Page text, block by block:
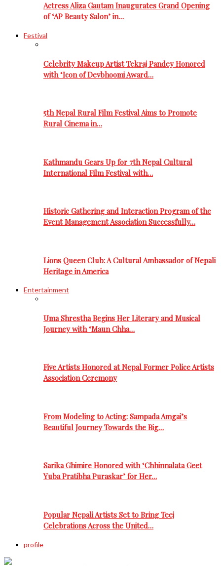
Actress Aliza Gautam Inaugurates Grand Opening
of ‘AP Beauty Salon’ in…
Festival
Celebrity Makeup Artist Tekraj Pandey Honored
with ‘Icon of Devbhoomi Award…
5th Nepal Rural Film Festival Aims to Promote
Rural Cinema in…
Kathmandu Gears Up for 7th Nepal Cultural
International Film Festival with…
Historic Gathering and Interaction Program of the
Event Management Association Successfully…
Lions Queen Club: A Cultural Ambassador of Nepali
Heritage in America
Entertainment
Uma Shrestha Begins Her Literary and Musical
Journey with ‘Maun Chha…
Five Artists Honored at Nepal Former Police Artists
Association Ceremony
From Modeling to Acting: Sampada Amgai’s
Beautiful Journey Towards the Big…
Sarika Ghimire Honored with ‘Chhinnalata Geet
Yuba Pratibha Puraskar’ for Her…
Popular Nepali Artists Set to Bring Teej
Celebrations Across the United…
profile